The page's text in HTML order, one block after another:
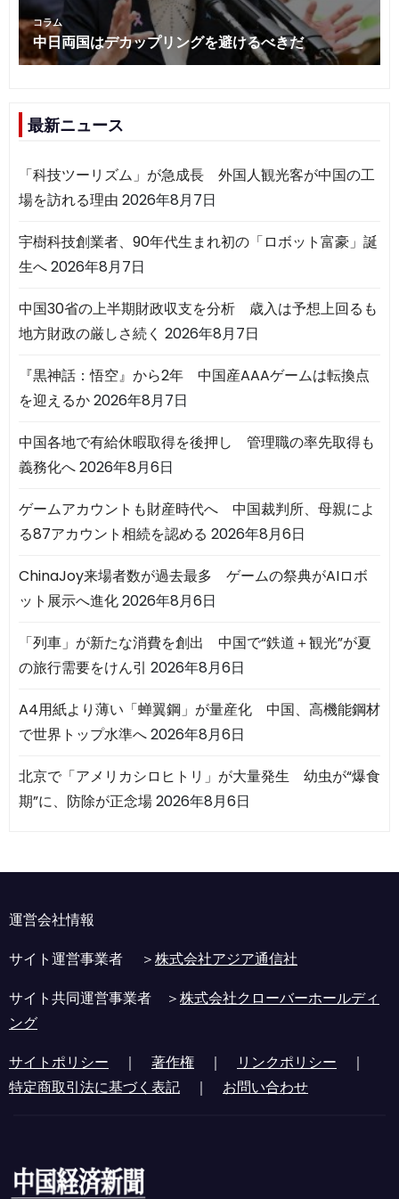
最新ニュース
「科技ツーリズム」が急成長 外国人観光客が中国の工
場を訪れる理由 2026年8月7日
宇樹科技創業者、90年代生まれ初の「ロボット富豪」誕
生へ2026年8月7日
中国30省の上半期財政収支を分析 歳入は予想上回るも
地方財政の厳しさ続く 2026年8月7日
『黒神話：悟空』から2年 中国産AAAゲームは転換点
を迎えるか2026年8月7日
中国各地で有給休暇取得を後押し 管理職の率先取得も
義務化へ2026年8月6日
ゲームアカウントも財産時代へ 中国裁判所、母親によ
る87アカウント相続を認める 2026年8月6日
ChinaJoy来場者数が過去最多 ゲームの祭典がAIロボ
ット展示へ進化2026年8月6日
「列車」が新たな消費を創出 中国で“鉄道＋観光”が夏
の旅行需要をけん引 2026年8月6日
A4用紙より薄い「蝉翼鋼」が量産化 中国、高機能鋼材
で世界トップ水準へ2026年8月6日
北京で「アメリカシロヒトリ」が大量発生 幼虫が“爆食
期”に、防除が正念場2026年8月6日
運営会社情報
サイト運営事業者 ＞株式会社アジア通信社
サイト共同運営事業者 ＞株式会社クローバーホールディ
ング
サイトポリシー ｜ 著作権 ｜ リンクポリシー ｜
特定商取引法に基づく表記 ｜ お問い合わせ